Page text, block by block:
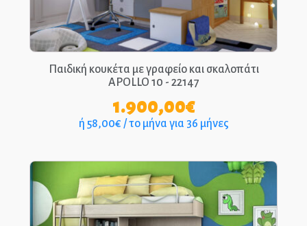
Παιδική κουκέτα με γραφείο και σκαλοπάτι
APOLLO 10 - 22147
1.900,00€
ή 58,00€ / το μήνα για 36 μήνες